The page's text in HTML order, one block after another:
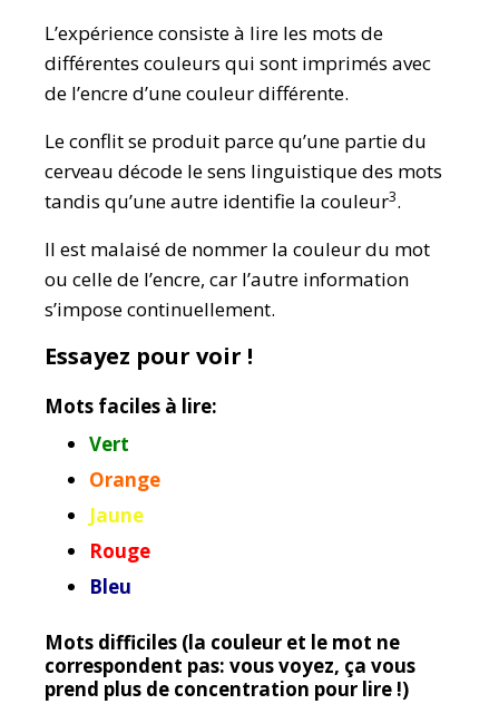
L’expérience consiste à lire les mots de
différentes couleurs qui sont imprimés avec
de l’encre d’une couleur différente.
Le conflit se produit parce qu’une partie du
cerveau décode le sens linguistique des mots
tandis qu’une autre identifie la couleur3.
Il est malaisé de nommer la couleur du mot
ou celle de l’encre, car l’autre information
s’impose continuellement.
Essayez pour voir !
Mots faciles à lire:
Vert
Orange
Jaune
Rouge
Bleu
Mots difficiles (la couleur et le mot ne
correspondent pas: vous voyez, ça vous
prend plus de concentration pour lire !)